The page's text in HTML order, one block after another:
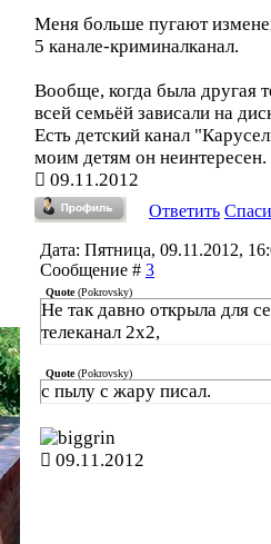
Меня больше пугают
5 канале-криминалканал.
Вообще, когда была другая
всей семьёй зависали на
Есть детский канал
моим детям он неинтересен.
09.11.2012
Ответить
Дата: Пятница, 09.11.2012,
Сообщение # 3
Quote(Pokrovsky)
Не так давно открыла для
телеканал 2х2,
Quote(Pokrovsky)
с пылу с жару писал.
09.11.2012